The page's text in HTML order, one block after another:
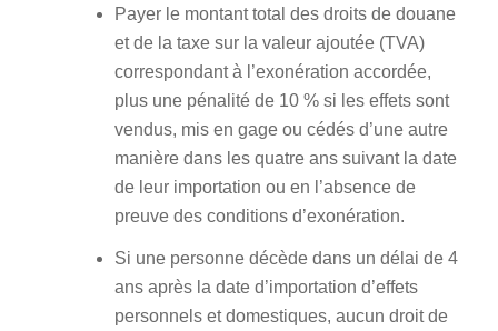
Payer le montant total des droits de douane
et de la taxe sur la valeur ajoutée (TVA)
correspondant à l’exonération accordée,
plus une pénalité de 10 % si les effets sont
vendus, mis en gage ou cédés d’une autre
manière dans les quatre ans suivant la date
de leur importation ou en l’absence de
preuve des conditions d’exonération.
Si une personne décède dans un délai de 4
ans après la date d’importation d’effets
personnels et domestiques, aucun droit de